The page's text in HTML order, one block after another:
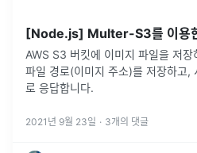
[Node.js] Multer-S3를 이용
AWS S3 버킷에 이미지 파일을 저
파일 경로(이미지 주소)를 저장하고,
로 응답합니다.
2021년 9월 23일 · 3개의 댓글